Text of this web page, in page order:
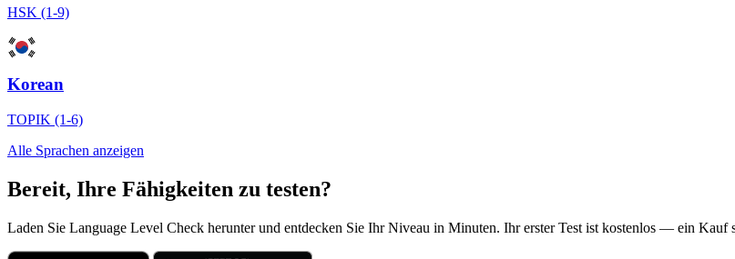
HSK (1-9)
Korean
TOPIK (1-6)
Alle Sprachen anzeigen
Bereit, Ihre Fähigkeiten zu testen?
Laden Sie Language Level Check herunter und entdecken Sie Ihr Niveau in Minuten. Ihr erster Test ist kostenlos — ein Kauf